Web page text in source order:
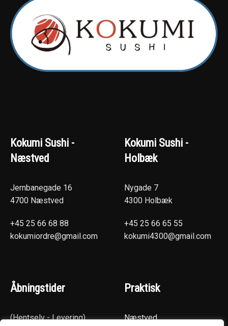
Kokumi Sushi -
Næstved
Jernbanegade 16
4700 Næstved
+45 25 66 68 88
kokumiordre@gmail.com
Kokumi Sushi -
Holbæk
Nygade 7
4300 Holbæk
+45 25 66 65 55
kokumi4300@gmail.com
Åbningstider
(Hentselv - Levering)
Praktisk
Næstved